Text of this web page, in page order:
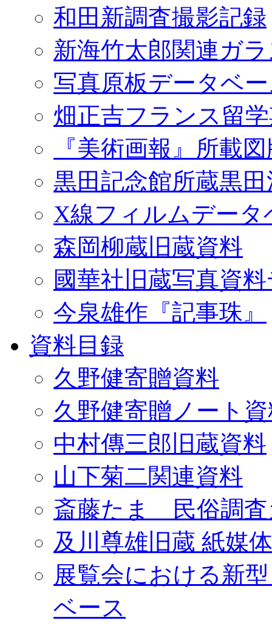
和田新調査撮影記録
新海竹太郎関連ガ
写真原板データベ
畑正吉フランス留
『美術画報』所載
黒田記念館所蔵黒
X線フィルムデータ
森岡柳蔵旧蔵資料
國華社旧蔵写真資
今泉雄作『記事珠』
資料目録
久野健寄贈資料
久野健寄贈ノート
中村傳三郎旧蔵資料
山下菊二関連資料
斎藤たま 民俗調査
及川尊雄旧蔵 紙媒
展覧会における新
ベース